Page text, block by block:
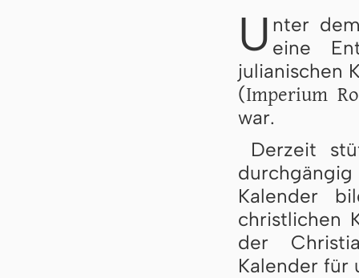
U nter
eine
julianischen
(Imperium
war.
Derzeit
Kalender
christlichen
der
Kalender für